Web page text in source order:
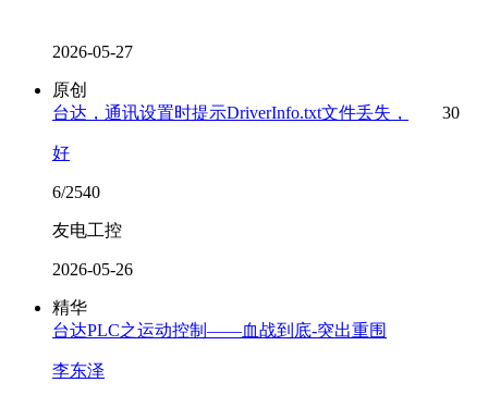
2026-05-27
原创
台达，通讯设置时提示DriverInfo.txt文件丢失，
30
好
6/2540
友电工控
2026-05-26
精华
台达PLC之运动控制——血战到底-突出重围
李东泽